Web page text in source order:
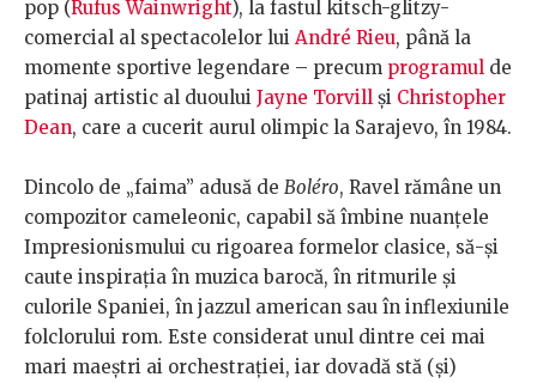
pop (Rufus Wainwright), la fastul kitsch-glitzy-
comercial al spectacolelor lui André Rieu, până la
momente sportive legendare – precum programul de
patinaj artistic al duoului Jayne Torvill și Christopher
Dean, care a cucerit aurul olimpic la Sarajevo, în 1984.
Dincolo de „faima” adusă de Boléro, Ravel rămâne un
compozitor cameleonic, capabil să îmbine nuanțele
Impresionismului cu rigoarea formelor clasice, să-și
caute inspirația în muzica barocă, în ritmurile și
culorile Spaniei, în jazzul american sau în inflexiunile
folclorului rom. Este considerat unul dintre cei mai
mari maeștri ai orchestrației, iar dovadă stă (și)